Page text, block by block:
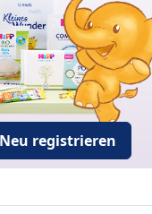
Neu registrieren